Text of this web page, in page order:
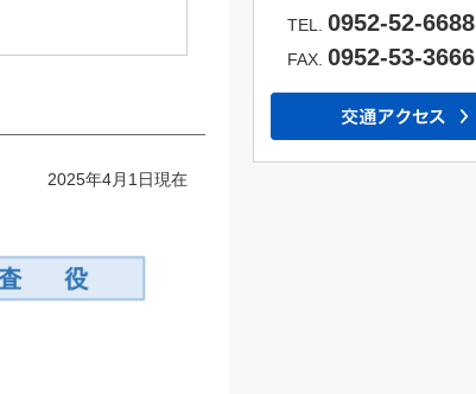
2025年4月1日現在
TEL. 0952-52-6688
FAX. 0952-53-3666